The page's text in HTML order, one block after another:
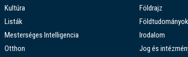
Kultúra
Listák
Mesterséges Intelligencia
Otthon
Földrajz
Földtudományok
Irodalom
Jog és